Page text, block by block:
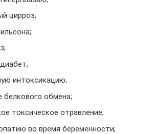
цирроз;
интоксикацию;
белкового обмена;
токсическое отравление;
во время беременности;